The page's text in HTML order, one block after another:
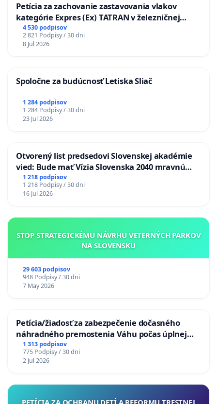
Petícia za zachovanie zastavovania vlakov
kategórie Expres (Ex) TATRAN v železničnej
stanici Púchov
4 530 podpisov
2 821 Podpisy / 30 dni
8 Jul 2026
Spoločne za budúcnosť Letiska Sliač
1 284 podpisov
1 284 Podpisy / 30 dni
23 Jul 2026
Otvorený list predsedovi Slovenskej akadémie
vied: Bude mať Vízia Slovenska 2040 mravnú
chrbticu?
1 218 podpisov
1 218 Podpisy / 30 dni
16 Jul 2026
STOP STRATEGICKÉMU NÁVRHU VETERNÝCH PARKOV
NA SLOVENSKU
29 603 podpisov
948 Podpisy / 30 dni
7 May 2026
Petícia/žiadosť za zabezpečenie dočasného
náhradného premostenia Váhu počas úplnej
uzávery Vážskeho mosta v Komárne
1 313 podpisov
775 Podpisy / 30 dni
2 Jul 2026
PETÍCIA ZA OCHRANU DETÍ A REFORMU TRESTNEJ